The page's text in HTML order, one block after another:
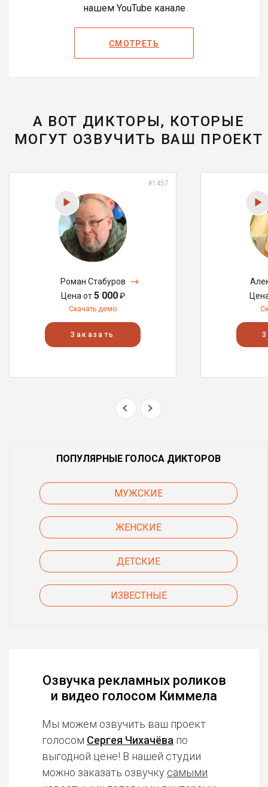
нашем YouTube канале
СМОТРЕТЬ
А ВОТ ДИКТОРЫ, КОТОРЫЕ
МОГУТ ОЗВУЧИТЬ ВАШ ПРОЕКТ
#1457
Роман Стабуров
Цена от5 000₽
Скачать демо
Заказать
ПОПУЛЯРНЫЕ ГОЛОСА ДИКТОРОВ
МУЖСКИЕ
ЖЕНСКИЕ
ДЕТСКИЕ
ИЗВЕСТНЫЕ
Озвучка рекламных роликов
и видео голосом Киммела
Мы можем озвучить ваш проект
голосом Сергея Чихачёва по
выгодной цене! В нашей студии
можно заказать озвучку самыми